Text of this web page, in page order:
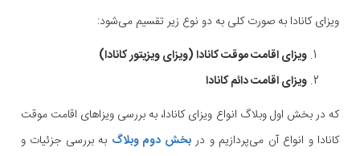
ویزای کانادا به صورت کلی به دو نوع زیر تقسیم می‌شود:
ویزای اقامت موقت کانادا (ویزای ویزیتور کانادا)
ویزای اقامت دائم کانادا
که در بخش اول وبلاگ انواع ویزای کانادا، به بررسی ویزاهای اقامت موقت
کانادا و انواع آن می‌پردازیم و دربخش دوم وبلاگ به بررسی جزئیات و